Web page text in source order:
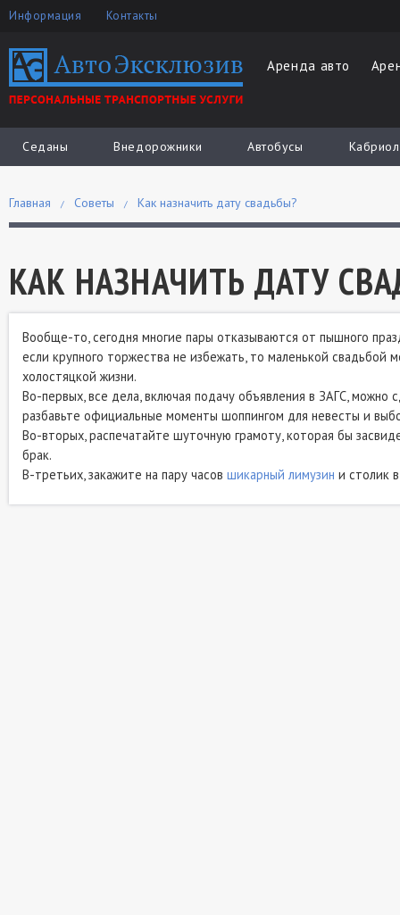
Информация Контакты
Аренда авто
Седаны Внедорожники Автобусы
Главная Советы Как назначить дату свадьбы?
КАК НАЗНАЧИТЬ ДАТУ
Вообще-то, сегодня многие пары отказываются от пышного
если крупного торжества не избежать, то маленькой
холостяцкой жизни.
Во-первых, все дела, включая подачу объявления в ЗАГС,
разбавьте официальные моменты шоппингом для невесты и
Во-вторых, распечатайте шуточную грамоту, которая бы
брак.
В-третьих, закажите на пару часов шикарный лимузин и столик